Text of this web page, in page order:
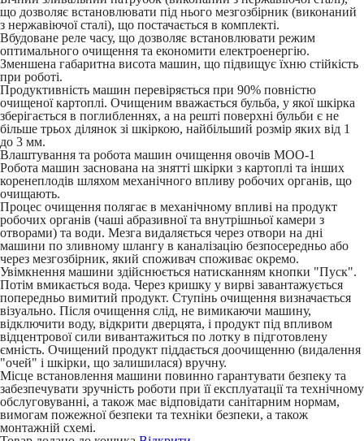
що дозволяє встановлювати під нього мезгозбірник (виконаний
з нержавіючої сталі), що постачається в комплекті.
Вбудоване реле часу, що дозволяє встановлювати режим
оптимального очищення та економити електроенергію.
Зменшена габаритна висота машин, що підвищує їхню стійкість
при роботі.
Продуктивність машин перевіряється при 90% повністю
очищеної картоплі. Очищеним вважається бульба, у якої шкірка
зберігається в поглибленнях, а на решті поверхні бульби є не
більше трьох ділянок зі шкіркою, найбільший розмір яких від 1
до 3 мм.
Влаштування та робота машин очищення овочів МОО-1
Робота машин заснована на знятті шкірки з картоплі та інших
коренеплодів шляхом механічного впливу робочих органів, що
очищають.
Процес очищення полягає в механічному впливі на продукт
робочих органів (чаші абразивної та внутрішньої камери з
отворами) та води. Мезга видаляється через отвори на дні
машини по зливному шлангу в каналізацію безпосередньо або
через мезгозбірник, який споживач споживає окремо.
Увімкнення машини здійснюється натисканням кнопки "Пуск".
Потім вмикається вода. Через кришку у вирві завантажується
попередньо вимитий продукт. Ступінь очищення визначається
візуально. Після очищення слід, не вимикаючи машину,
відключити воду, відкрити дверцята, і продукт під впливом
відцентрової сили вивантажиться по лотку в підготовлену
ємність. Очищений продукт піддається доочищенню (видалення
"очей" і шкірки, що залишилася) вручну.
Місце встановлення машини повинно гарантувати безпеку та
забезпечувати зручність роботи при її експлуатації та технічному
обслуговуванні, а також має відповідати санітарним нормам,
вимогам пожежної безпеки та техніки безпеки, а також
монтажній схемі.